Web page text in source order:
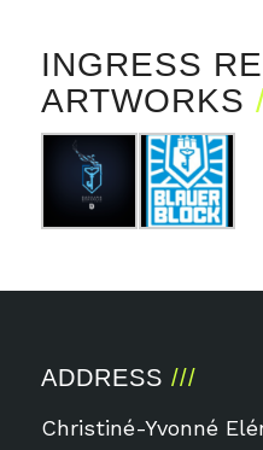
INGRESS
ARTWORKS
ADDRESS
Christiné-Yvonné